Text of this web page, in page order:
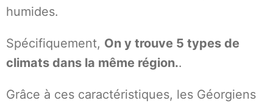
humides.
Spécifiquement, On y trouve 5 types de
climats dans la même région..
Grâce à ces caractéristiques, les Géorgiens